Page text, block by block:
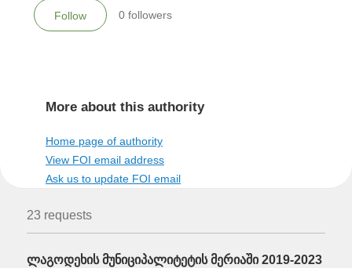
Follow 0 followers
More about this authority
Home page of authority
View FOI email address
Ask us to update FOI email
23 requests
ლაგოდეხის მუნიციპალიტეტის მერიაში 2019-2023